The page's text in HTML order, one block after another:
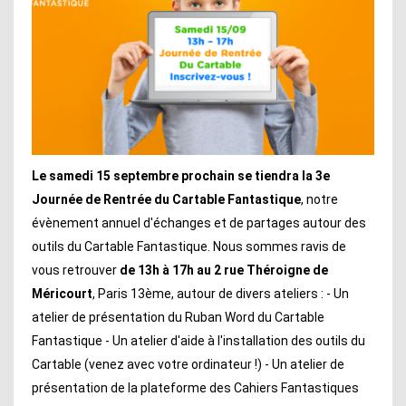
Le samedi 15 septembre prochain se tiendra la 3e
Journée de Rentrée du Cartable Fantastique, notre
évènement annuel d'échanges et de partages autour des
outils du Cartable Fantastique. Nous sommes ravis de
vous retrouver de 13h à 17h au 2 rue Théroigne de
Méricourt, Paris 13ème, autour de divers ateliers : - Un
atelier de présentation du Ruban Word du Cartable
Fantastique - Un atelier d'aide à l'installation des outils du
Cartable (venez avec votre ordinateur !) - Un atelier de
présentation de la plateforme des Cahiers Fantastiques